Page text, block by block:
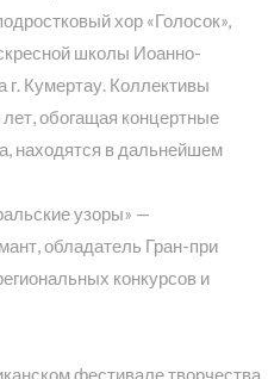
хор «Голосок»,
школы Иоанно-
г. Кумертау. Коллективы
обогащая концертные
находятся в дальнейшем
узоры» —
обладатель Гран-при
конкурсов и
фестивале творчества